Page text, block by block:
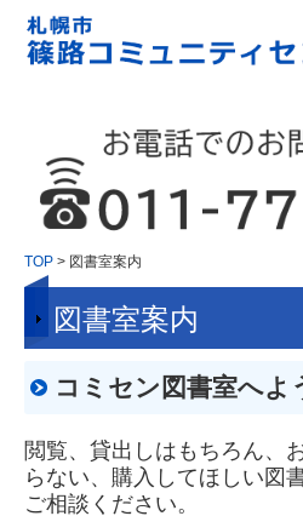
お知らせ
施設案内
講座案内
イベント案内
アクセス
TOP 図書室案内
図書室案内
コミセン図書室へよ
閲覧、貸出しはもちろん、
らない、購入してほしい図
ご相談ください。